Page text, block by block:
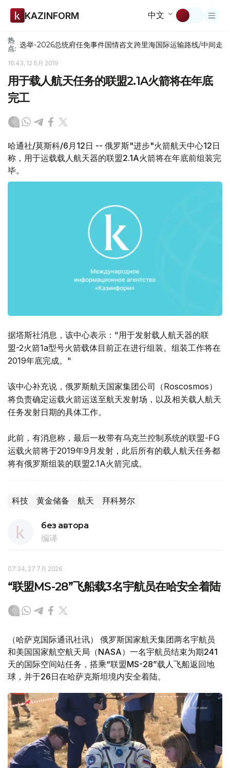
KAZINFORM 中文
热
点: 选举-2026总统府任免事件国情咨文跨里海国际运输路线/中间走廊
16:43, 12 6月 2019
用于载人航天任务的联盟2.1A火箭将在年底
完工
哈通社/莫斯科/6月12日 -- 俄罗斯"进步"火箭航天中心12日
称，用于运载载人航天器的联盟2.1A火箭将在年底前组装完
毕。
据塔斯社消息，该中心表示："用于发射载人航天器的联
盟-2火箭1a型号火箭载体目前正在进行组装。组装工作将在
2019年底完成。"
该中心补充说，俄罗斯航天国家集团公司（Roscosmos）
将负责确定运载火箭运送至航天发射场，以及相关载人航天
任务发射日期的具体工作。
此前，有消息称，最后一枚带有乌克兰控制系统的联盟-FG
运载火箭将于2019年9月发射，此后所有的载人航天任务都
将有俄罗斯组装的联盟2.1A火箭完成。
科技 黄金储备 航天 拜科努尔
без автора
编译
07:34, 27 7月 2026
“联盟MS-28”飞船载3名宇航员在哈安全着陆
（哈萨克国际通讯社讯） 俄罗斯国家航天集团两名宇航员
和美国国家航空航天局（NASA）一名宇航员结束为期241
天的国际空间站任务，搭乘“联盟MS-28”载人飞船返回地
球，并于26日在哈萨克斯坦境内安全着陆。